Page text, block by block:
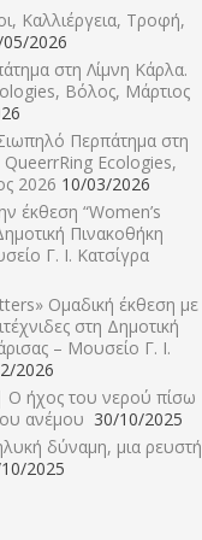
Καλλιέργεια, Τροφή,
2026
στη Λίμνη Κάρλα.
Βόλος, Μάρτιος
Περπάτημα στη
Ecologies,
2026 10/03/2026
έκθεση “Women’s
Πινακοθήκη
Γ. Ι. Κατσίγρα
Ομαδική έκθεση με
στη Δημοτική
– Μουσείο Γ. Ι.
2026
Ο ήχος του νερού πίσω
ανέμου 30/10/2025
δύναμη, μια ρευστή
2025